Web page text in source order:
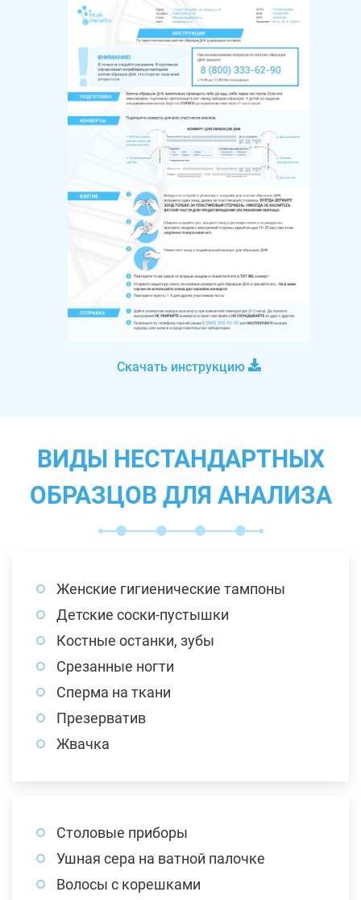
Скачать инструкцию
ВИДЫ НЕСТАНДАРТНЫХ
ОБРАЗЦОВ ДЛЯ АНАЛИЗА
Женские гигиенические тампоны
Детские соски-пустышки
Костные останки, зубы
Срезанные ногти
Сперма на ткани
Презерватив
Жвачка
Столовые приборы
Ушная сера на ватной палочке
Волосы с корешками